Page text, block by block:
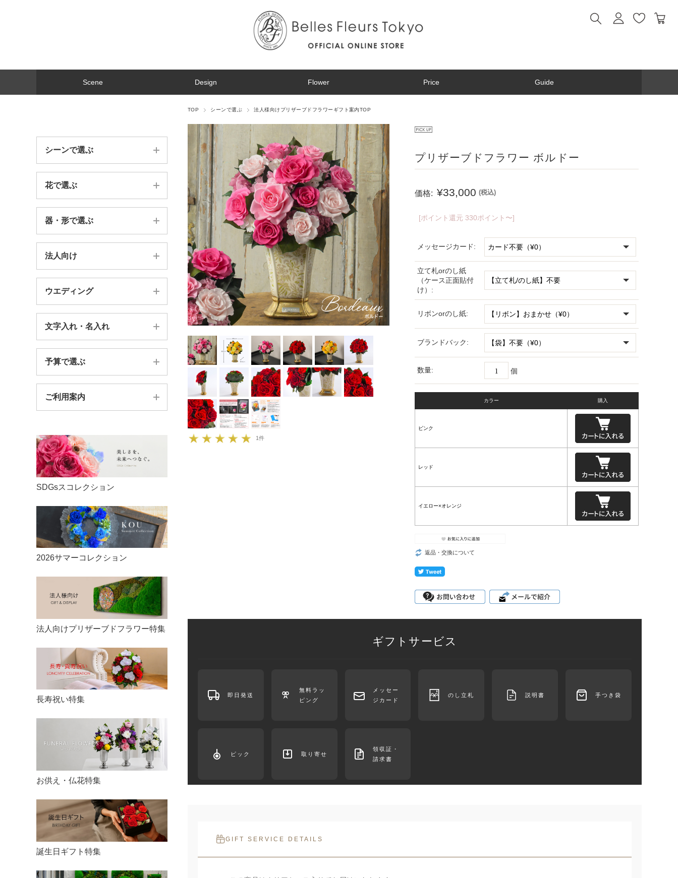
Scene Design Flower Price Guide
TOP シーンで選ぶ 法人様向けプリザーブドフラワーギフト案内TOP
1件
プリザーブドフラワー ボルドー
価格: ¥33,000 (税込)
[ポイント還元 330ポイント〜]
メッセージカード:
立て札orのし紙
（ケース正面貼付
け）:
リボンorのし紙:
ブランドバック:
数量: 個
カラー 購入
ピンク
レッド
イエロー×オレンジ
返品・交換について
ギフトサービス
即日発送
無料ラッ
ピング
メッセー
ジカード
のし立札 説明書 手つき袋
ピック 取り寄せ
領収証・
請求書
GIFT SERVICE DETAILS
シーンで選ぶ
誕生日祝い
新築祝い・引っ越し祝い
結婚祝い・内祝い
お供え・仏花・お悔やみ
送別会ギフト
出産祝い・内祝い
花で選ぶ
苔（moss）
胡蝶蘭
ガーベラ
プルメリア
器・形で選ぶ
器付きアレンジメント
フォトフレーム
ガラスドーム
ガラスの器
法人向け
法人様向け案内TOP
BtoB贈り先別
送別会
ロゴを花で作成
オーダーメイド
ウエディング
総合案内TOP
セミキャスケードブーケ
ラウンドブーケ
リングピロー
ウェルカムボード
引き出物
文字入れ・名入れ
カッティングシート
フォトフレーム台紙
予算で選ぶ
〜4,999円
10,000円〜19,999円
20,000円〜
50,000円〜
100,000円〜
ご利用案内
お問い合わせフォーム
ご利用案内
納期についてのご案内
プリザーブドフラワーとは
ベル・フルールのご紹介
ギフト対応について
FAQ
商品レビュー
SDGsスコレクション
2026サマーコレクション
法人向けプリザーブドフラワー特集
長寿祝い特集
お供え・仏花特集
誕生日ギフト特集